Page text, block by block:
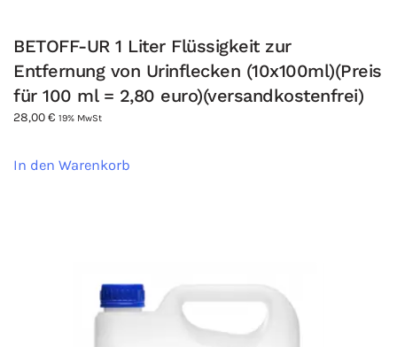
BETOFF-UR 1 Liter Flüssigkeit zur
Entfernung von Urinflecken (10x100ml)(Preis
für 100 ml = 2,80 euro)(versandkostenfrei)
28,00€ 19% MwSt
In den Warenkorb